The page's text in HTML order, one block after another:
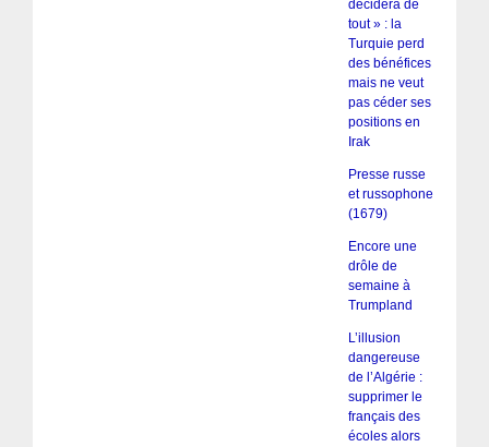
décidera de
tout » : la
Turquie perd
des bénéfices
mais ne veut
pas céder ses
positions en
Irak
Presse russe
et russophone
(1679)
Encore une
drôle de
semaine à
Trumpland
L’illusion
dangereuse
de l’Algérie :
supprimer le
français des
écoles alors